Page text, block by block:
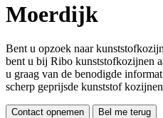
Moerdijk
Bent u opzoek naar
bent u bij Ribo kunststofkozijnen
u graag van de benodigde
scherp geprijsde kunststof
Contact opnemen Bel me terug